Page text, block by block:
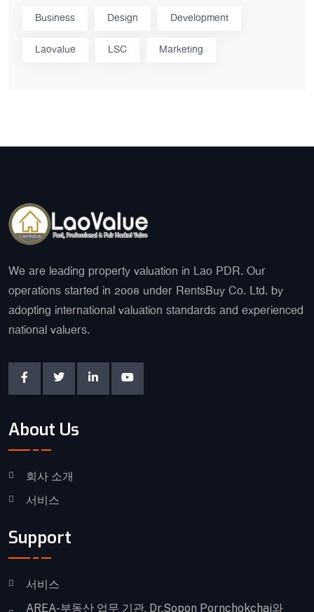
Business Design Development
Laovalue LSC Marketing
We are leading property valuation in Lao PDR. Our
operations started in 2008 under RentsBuy Co. Ltd. by
adopting international valuation standards and experienced
national valuers.
About Us
회사 소개
서비스
Support
서비스
AREA-부동산 업무 기관, Dr.Sopon Pornchokchai와